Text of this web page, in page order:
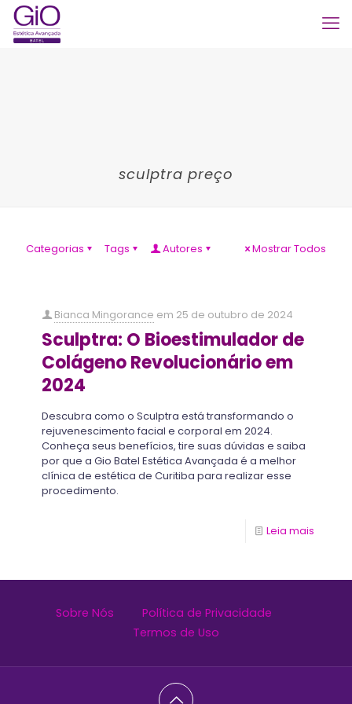
sculptra preço
Categorias Tags Autores Mostrar Todos
Bianca Mingorance em 25 de outubro de 2024
Sculptra: O Bioestimulador de
Colágeno Revolucionário em
2024
Descubra como o Sculptra está transformando o
rejuvenescimento facial e corporal em 2024.
Conheça seus benefícios, tire suas dúvidas e saiba
por que a Gio Batel Estética Avançada é a melhor
clínica de estética de Curitiba para realizar esse
procedimento.
Leia mais
Sobre Nós
Política de Privacidade
Termos de Uso